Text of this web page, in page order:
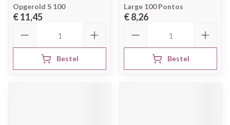
Opgerold S 100
€ 11,45
Bestel
Large 100 Pontos
€ 8,26
Bestel